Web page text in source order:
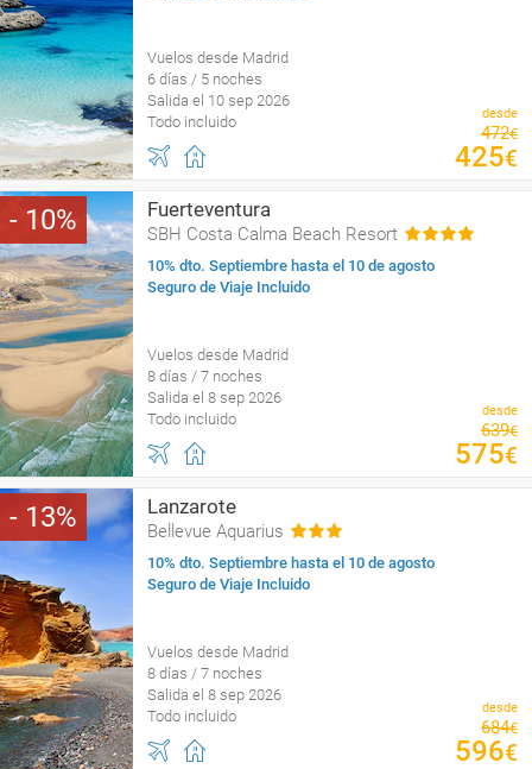
Vuelos desde Madrid
6 días / 5 noches
Salida el 10 sep 2026
Todo incluido
desde
472€
425€
10 Fuerteventura
SBH Costa Calma Beach Resort
10% dto. Septiembre hasta el 10 de agosto
Seguro de Viaje Incluido
Vuelos desde Madrid
8 días / 7 noches
Salida el 8 sep 2026
Todo incluido
desde
639€
575€
13 Lanzarote
Bellevue Aquarius
10% dto. Septiembre hasta el 10 de agosto
Seguro de Viaje Incluido
Vuelos desde Madrid
8 días / 7 noches
Salida el 8 sep 2026
Todo incluido
desde
684€
596€